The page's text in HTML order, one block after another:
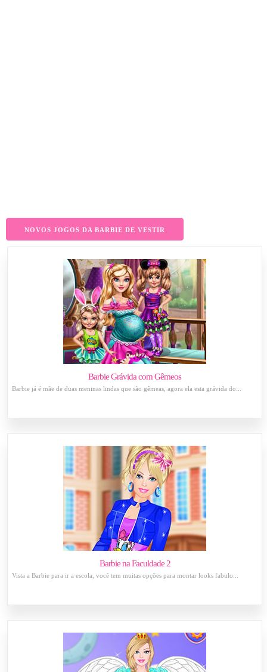
NOVOS JOGOS DA BARBIE DE VESTIR
Barbie Grávida com Gêmeos
Barbie já é mãe de duas meninas lindas que são gêmeas, agora ela esta grávida do...
Barbie na Faculdade 2
Vista a Barbie para ir a escola, você tem muitas opções para montar looks fabulo...